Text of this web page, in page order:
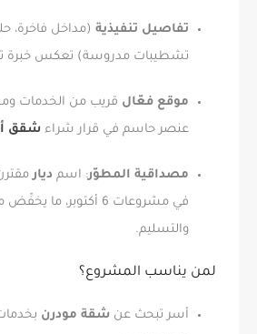
تفاصيل تنفيذية (مداخل فاخرة،
تشطيبات مدروسة) تعكس خبرة
موقع فعّال قريب من الخدمات
عنصر حاسم في قرار شراء شقق
مصداقية المطوّر: اسم ديار
في مشروعات 6 أكتوبر، ما
والتسليم.
لمن يناسب المشروع؟
أسر تبحث عن شقة مودرن